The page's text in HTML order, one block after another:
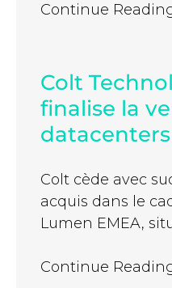
Continue
Colt
finalise la
Colt cède avec
acquis dans le
Lumen EMEA,
Continue